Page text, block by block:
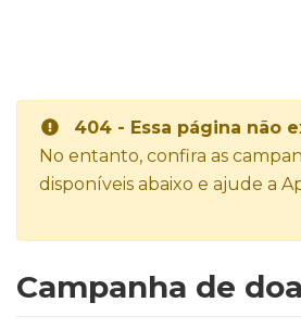
404 - Essa página não
No entanto, confira as
disponíveis abaixo e ajude a
Campanha de